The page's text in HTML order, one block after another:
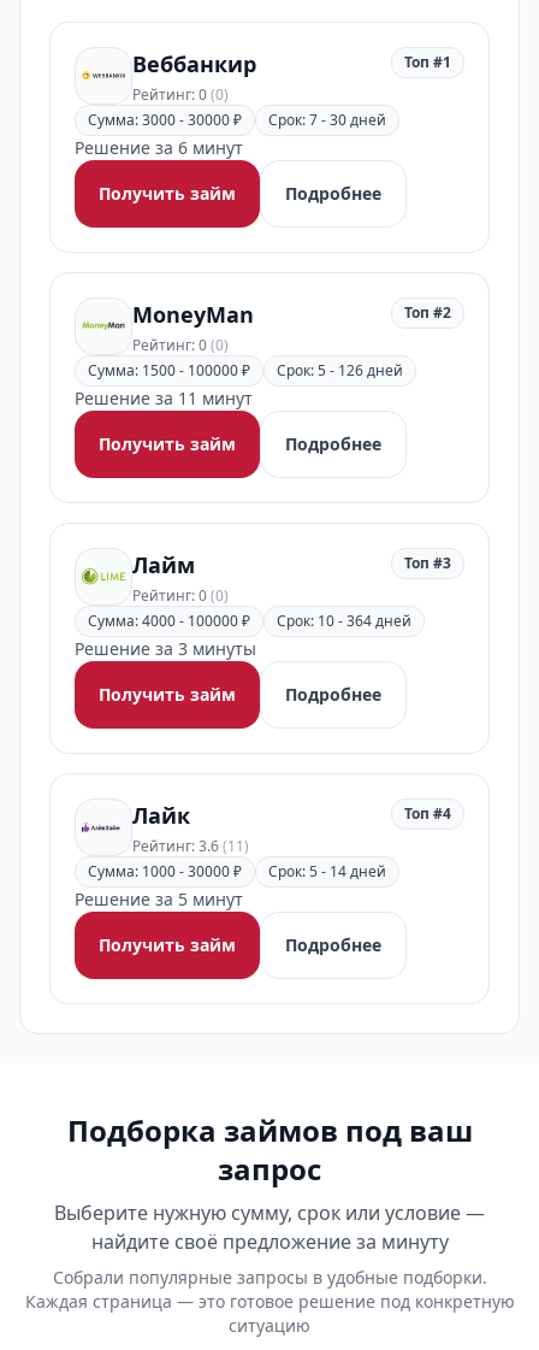
Веббанкир
Рейтинг: 0(0)
Топ #1
Сумма: 3000 - 30000 ₽ Срок: 7 - 30 дней
Решение за 6 минут
Получить займ
Подробнее
MoneyMan
Рейтинг: 0(0)
Топ #2
Сумма: 1500 - 100000 ₽ Срок: 5 - 126 дней
Решение за 11 минут
Получить займ
Подробнее
Лайм
Рейтинг: 0(0)
Топ #3
Сумма: 4000 - 100000 ₽ Срок: 10 - 364 дней
Решение за 3 минуты
Получить займ
Подробнее
Лайк
Рейтинг: 3.6(11)
Топ #4
Сумма: 1000 - 30000 ₽ Срок: 5 - 14 дней
Решение за 5 минут
Получить займ
Подробнее
Подборка займов под ваш
запрос
Выберите нужную сумму, срок или условие —
найдите своё предложение за минуту
Собрали популярные запросы в удобные подборки.
Каждая страница — это готовое решение под конкретную
ситуацию